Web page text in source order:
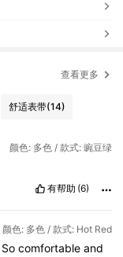
查看更多
舒适表带(14)
颜色: 多色 / 款式: 豌豆绿
有帮助 (6)
颜色: 多色 / 款式: Hot Red
So comfortable and